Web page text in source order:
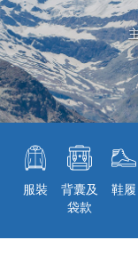
服裝
背囊及
袋款
鞋履